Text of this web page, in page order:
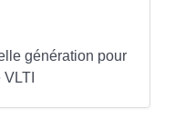
génération pour